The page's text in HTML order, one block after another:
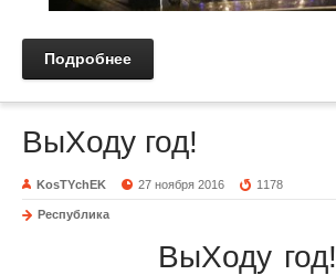
Подробнее
ВыХоду год!
KosTYchEK 27 ноября 2016 1178
Республика
ВыХоду год!